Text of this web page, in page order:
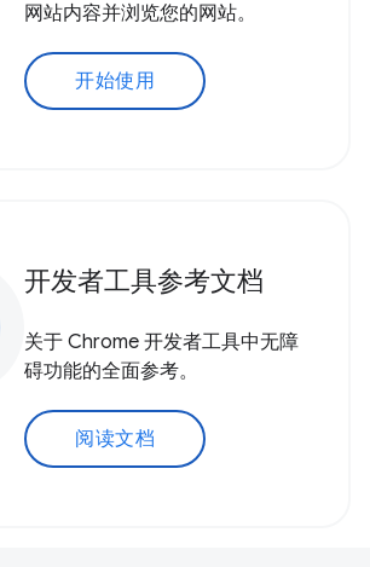
网站内容并浏览您的网站。
开始使用
开发者工具参考文档
关于 Chrome 开发者工具中无障
碍功能的全面参考。
阅读文档